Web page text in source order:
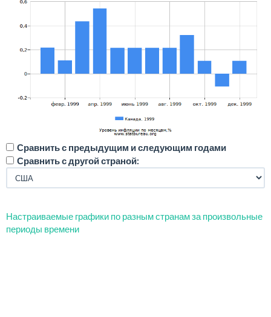
Сравнить с предыдущим и следующим годами
Сравнить с другой страной:
Настраиваемые графики по разным странам за произвольные
периоды времени